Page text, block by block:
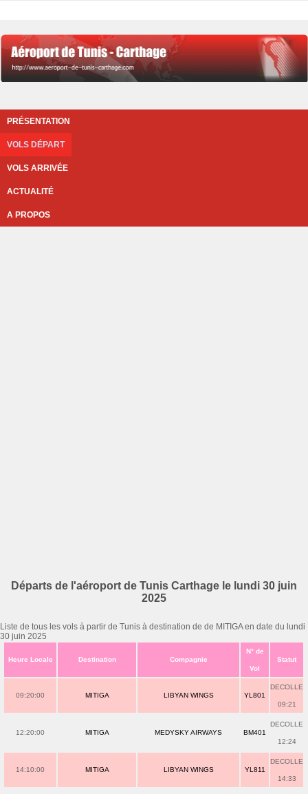
PRÉSENTATION
VOLS DÉPART
VOLS ARRIVÉE
ACTUALITÉ
A PROPOS
Départs de l'aéroport de Tunis Carthage le lundi 30 juin
2025
Liste de tous les vols à partir de Tunis à destination de de MITIGA en date du lundi
30 juin 2025
Heure Locale Destination Compagnie
N° de
Vol
Statut
09:20:00 MITIGA LIBYAN WINGS YL801
DECOLLE
09:21
12:20:00 MITIGA MEDYSKY AIRWAYS BM401
DECOLLE
12:24
14:10:00 MITIGA LIBYAN WINGS YL811
DECOLLE
14:33